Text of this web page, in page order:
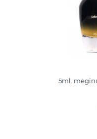
5ml.